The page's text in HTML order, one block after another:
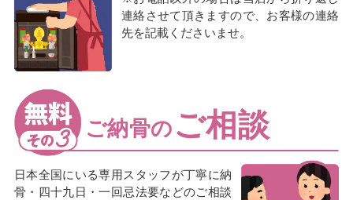
連絡させて頂きますので、お客様の連絡
先を記載くださいませ。
ご納骨の ご相談
日本全国にいる専用スタッフが丁寧に納
骨・四十九日・一回忌法要などのご相談